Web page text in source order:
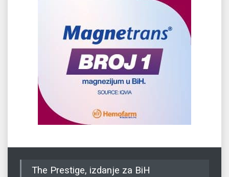
The Prestige, izdanje za BiH